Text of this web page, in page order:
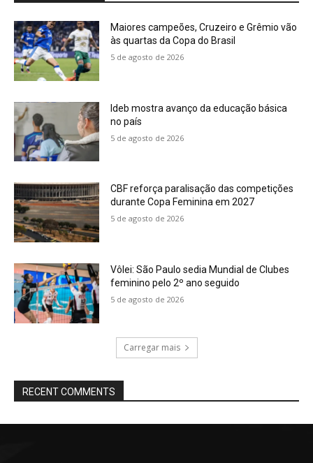
Maiores campeões, Cruzeiro e Grêmio vão
às quartas da Copa do Brasil
5 de agosto de 2026
Ideb mostra avanço da educação básica
no país
5 de agosto de 2026
CBF reforça paralisação das competições
durante Copa Feminina em 2027
5 de agosto de 2026
Vôlei: São Paulo sedia Mundial de Clubes
feminino pelo 2º ano seguido
5 de agosto de 2026
Carregar mais
RECENT COMMENTS